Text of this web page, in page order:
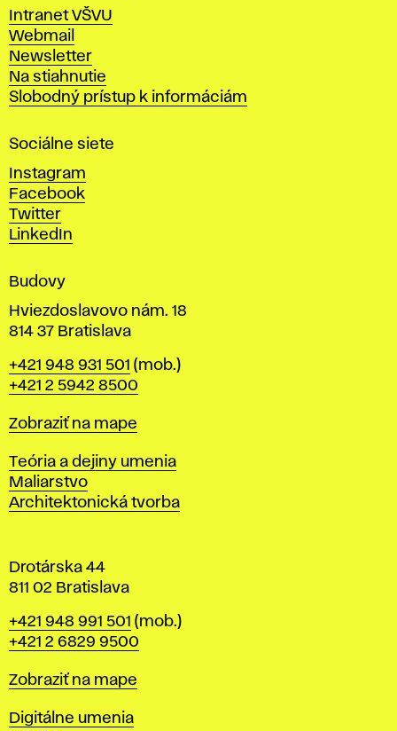
ý
t
v
a
r
ý
c
h
u
m
e
í
v
r
a
i
l
a
v
Intranet VŠVU
Webmail
Newsletter
Na stiahnutie
Slobodný prístup k informáciám
Sociálne siete
Instagram
Facebook
Twitter
LinkedIn
Budovy
Hviezdoslavovo nám. 18
814 37 Bratislava
Telefón
+421 948 931 501 (mob.)
+421 2 5942 8500
Mapa
Zobraziť na mape
Katedry
Teória a dejiny umenia
Maliarstvo
Architektonická tvorba
Drotárska 44
811 02 Bratislava
Telefón
+421 948 991 501 (mob.)
+421 2 6829 9500
Mapa
Zobraziť na mape
Katedry
Digitálne umenia